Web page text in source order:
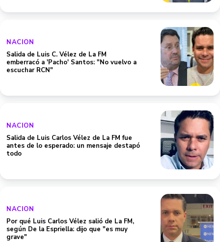
NACION
Salida de Luis C. Vélez de La FM
emberracó a 'Pacho' Santos: "No vuelvo a
escuchar RCN"
NACION
Salida de Luis Carlos Vélez de La FM fue
antes de lo esperado: un mensaje destapó
todo
NACION
Por qué Luis Carlos Vélez salió de La FM,
según De la Espriella: dijo que "es muy
grave"